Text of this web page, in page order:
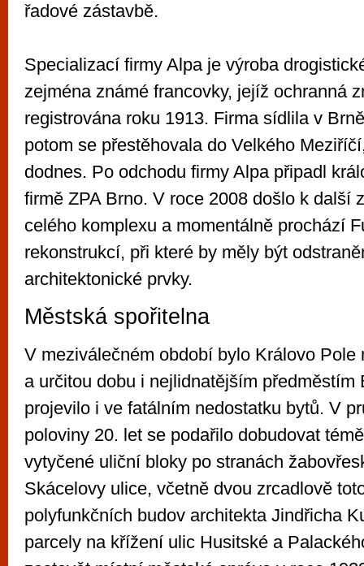
řadové zástavbě.
Specializací firmy Alpa je výroba
zejména známé francovky, jejíž ochranná
registrována roku 1913. Firma sídlila v
potom se přestěhovala do Velkého
dodnes. Po odchodu firmy Alpa připadl
firmě ZPA Brno. V roce 2008 došlo k další
celého komplexu a momentálně prochází
rekonstrukcí, při které by měly být
architektonické prvky.
Městská spořitelna
V meziválečném období bylo Královo Pole
a určitou dobu i nejlidnatějším předměstím
projevilo i ve fatálním nedostatku bytů. V
poloviny 20. let se podařilo dobudovat
vytyčené uliční bloky po stranách
Skácelovy ulice, včetně dvou zrcadlově
polyfunkčních budov architekta Jindřicha
parcely na křížení ulic Husitské a